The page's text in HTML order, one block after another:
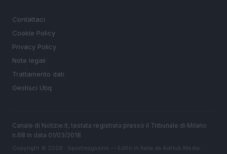
Contattaci
Cookie Policy
Privacy Policy
Note legali
Trattamento dati
Gestisci Utiq
Canale di Notizie.it, testata registrata presso il Tribunale di Milano
n.68 in data 01/03/2018
Copyright © 2026 · Sportmagazine — Edito in Italia da AdHub Media